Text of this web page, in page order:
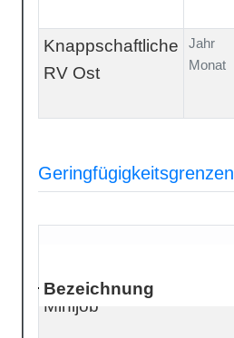
Knappschaftliche
RV Ost
Jahr
Monat
Geringfügigkeitsgrenzen
Bezeichnung
Minijob